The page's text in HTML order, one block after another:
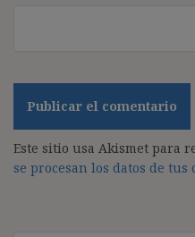
Este sitio usa Akismet para
se procesan los datos de tus